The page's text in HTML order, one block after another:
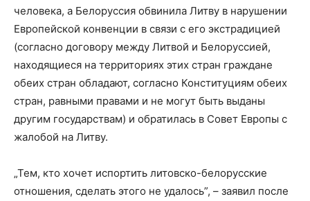
человека, а Белоруссия обвинила Литву в нарушении
Европейской конвенции в связи с его экстрадицией
(согласно договору между Литвой и Белоруссией,
находящиеся на территориях этих стран граждане
обеих стран обладают, согласно Конституциям обеих
стран, равными правами и не могут быть выданы
другим государствам) и обратилась в Совет Европы с
жалобой на Литву.
„Тем, кто хочет испортить литовско-белорусские
отношения, сделать этого не удалось”, – заявил после